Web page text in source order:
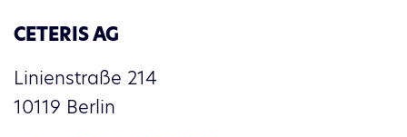
CETERIS AG
Linienstraße 214
10119 Berlin